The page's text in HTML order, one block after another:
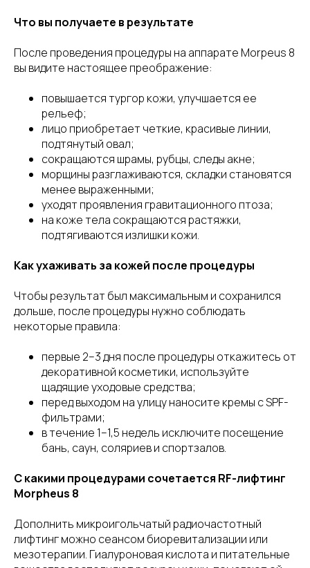
Что вы получаете в результате
После проведения процедуры на аппарате Morpeus 8
вы видите настоящее преображение:
повышается тургор кожи, улучшается ее
рельеф;
лицо приобретает четкие, красивые линии,
подтянутый овал;
сокращаются шрамы, рубцы, следы акне;
морщины разглаживаются, складки становятся
менее выраженными;
уходят проявления гравитационного птоза;
на коже тела сокращаются растяжки,
подтягиваются излишки кожи.
Как ухаживать за кожей после процедуры
Чтобы результат был максимальным и сохранился
дольше, после процедуры нужно соблюдать
некоторые правила:
первые 2–3 дня после процедуры откажитесь от
декоративной косметики, используйте
щадящие уходовые средства;
перед выходом на улицу наносите кремы с SPF-
фильтрами;
в течение 1–1,5 недель исключите посещение
бань, саун, соляриев и спортзалов.
С какими процедурами сочетается RF-лифтинг
Morpheus 8
Дополнить микроигольчатый радиочастотный
лифтинг можно сеансом биоревитализации или
мезотерапии. Гиалуроновая кислота и питательные